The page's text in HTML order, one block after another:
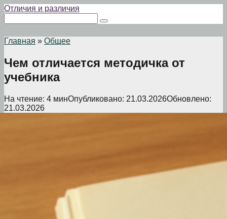
Перейти
контенту
Отличия и различия
Главная » Общее
Чем отличается методичка от
учебника
На чтение: 4 минОпубликовано: 21.03.2026Обновлено:
21.03.2026